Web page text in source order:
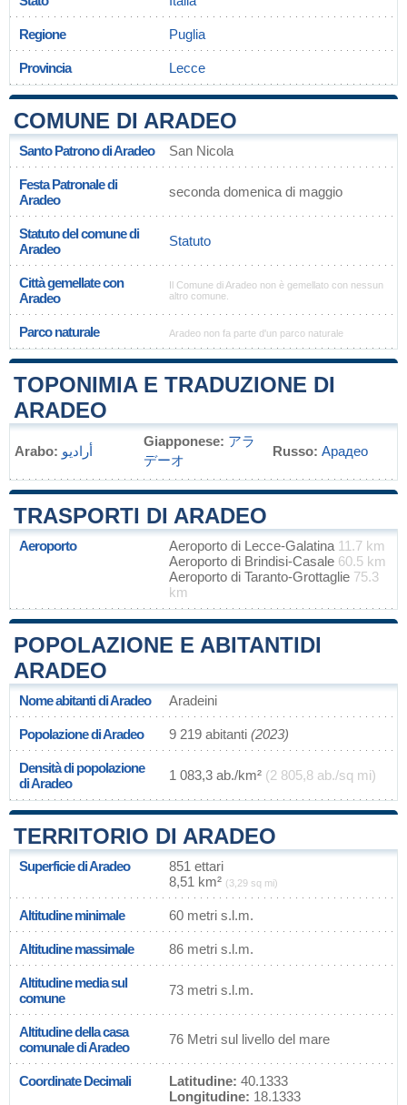
Regione Puglia
Provincia Lecce
COMUNE DI ARADEO
Santo Patrono di Aradeo San Nicola
Festa Patronale di
Aradeo
seconda domenica di maggio
Statuto del comune di
Aradeo
Statuto
Città gemellate con
Aradeo
Il Comune di Aradeo non è gemellato con nessun
altro comune.
Parco naturale Aradeo non fa parte d'un parco naturale
TOPONIMIA E TRADUZIONE DI
ARADEO
Arabo: أراديو
Giapponese: アラ
デーオ
Russo: Арадео
TRASPORTI DI ARADEO
Aeroporto Aeroporto di Lecce-Galatina 11.7 km
Aeroporto di Brindisi-Casale 60.5 km
Aeroporto di Taranto-Grottaglie 75.3
km
POPOLAZIONE E ABITANTIDI
ARADEO
Nome abitanti di Aradeo Aradeini
Popolazione di Aradeo 9 219 abitanti (2023)
Densità di popolazione
di Aradeo
1 083,3 ab./km² (2 805,8 ab./sq mi)
TERRITORIO DI ARADEO
Superficie di Aradeo
851 ettari
8,51 km² (3,29 sq mi)
Altitudine minimale 60 metri s.l.m.
Altitudine massimale 86 metri s.l.m.
Altitudine media sul
comune
73 metri s.l.m.
Altitudine della casa
comunale di Aradeo
76 Metri sul livello del mare
Coordinate Decimali Latitudine: 40.1333
Longitudine: 18.1333